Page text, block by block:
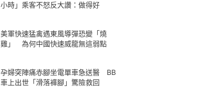
小時」乘客不怒反大讚：做得好
美軍快速猛禽遇東風導彈恐變「燒
雞」 為何中國快速威龍無這弱點
孕婦突陣痛赤腳坐電單車急送醫 BB
車上出世「滑落褲腳」驚險救回